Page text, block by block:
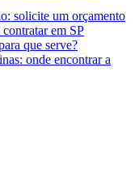
solicite um orçamento
em SP
que serve?
onde encontrar a